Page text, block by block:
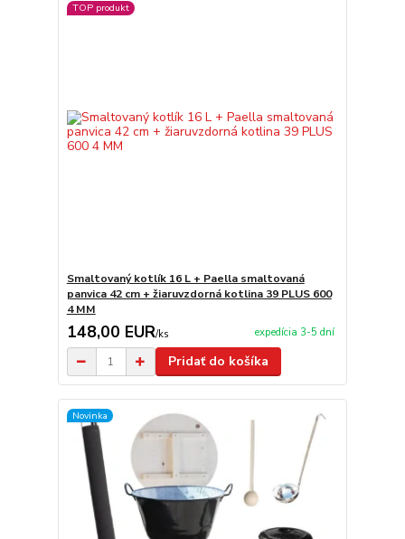
TOP produkt
Smaltovaný kotlík 16 L + Paella smaltovaná
panvica 42 cm + žiaruvzdorná kotlina 39 PLUS 600
4 MM
148,00 EUR/ks expedícia 3-5 dní
Pridať do košíka
Novinka